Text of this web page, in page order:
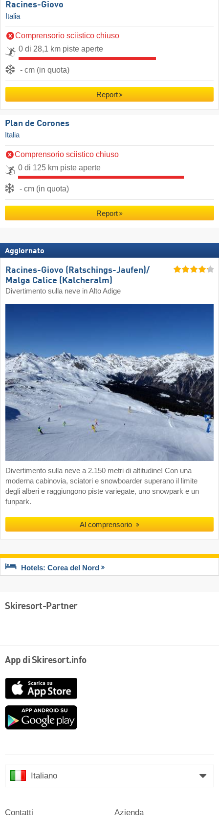
Racines-Giovo
Italia
Comprensorio sciistico chiuso
0 di 28,1 km piste aperte
- cm (in quota)
Report
Plan de Corones
Italia
Comprensorio sciistico chiuso
0 di 125 km piste aperte
- cm (in quota)
Report
Aggiornato
Racines-Giovo (Ratschings-Jaufen)/​
Malga Calice (Kalcheralm)
Divertimento sulla neve in Alto Adige
Divertimento sulla neve a 2.150 metri di altitudine! Con una
moderna cabinovia, sciatori e snowboarder superano il limite
degli alberi e raggiungono piste variegate, uno snowpark e un
funpark.
Al comprensorio
Hotels: Corea del Nord
Skiresort-Partner
App di Skiresort.info
Google
Italiano
Contatti Azienda